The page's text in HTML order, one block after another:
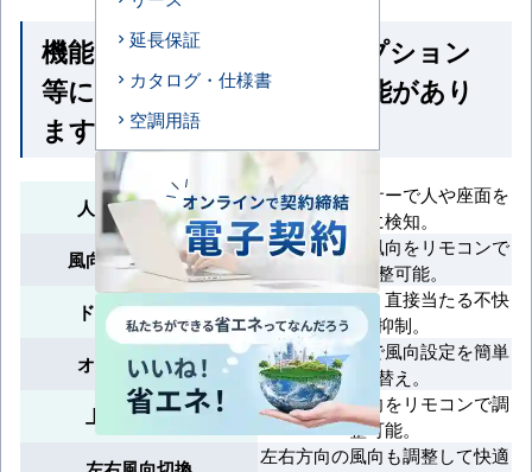
機能一覧 ※馬力・型番・オプション
等によって付いていない機能があり
ます
人感ムーブアイ
360°回転センサーで人や座面を
正確に検知。
風向独立自在設定
吹出口ごとに風向をリモコンで
個別調整可能。
ドラフトセーブ
風速を軽減し、直接当たる不快
感を抑制。
オートスイング
リモコン操作で風向設定を簡単
切り替え。
上下風向切換
上下方向の風向をリモコンで調
整可能。
左右方向の風向も調整して快適
延長保証
カタログ・仕様書
空調用語